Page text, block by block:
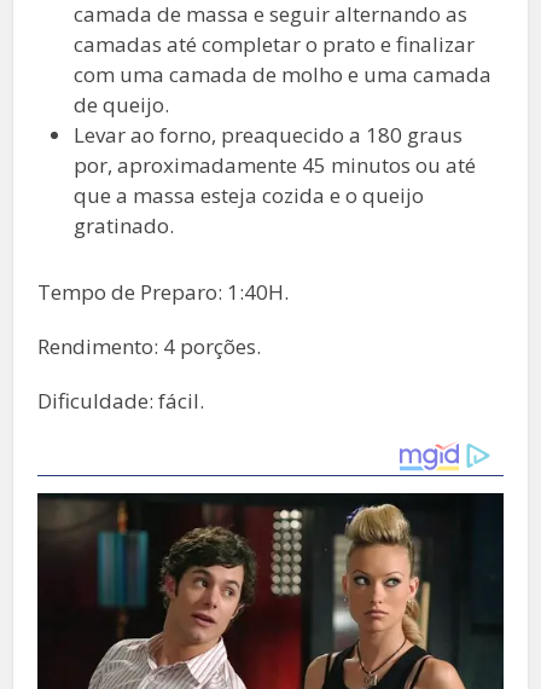
camada de massa e seguir alternando as
camadas até completar o prato e finalizar
com uma camada de molho e uma camada
de queijo.
Levar ao forno, preaquecido a 180 graus
por, aproximadamente 45 minutos ou até
que a massa esteja cozida e o queijo
gratinado.
Tempo de Preparo: 1:40H.
Rendimento: 4 porções.
Dificuldade: fácil.